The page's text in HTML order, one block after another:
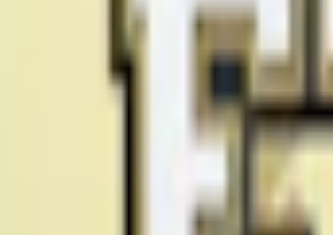
(justera för torrare eller blötare prilla)